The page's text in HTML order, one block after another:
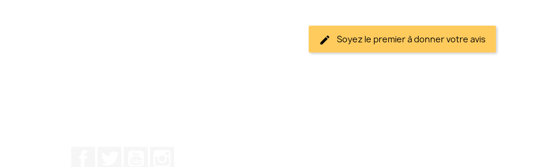
Soyez le premier à donner votre avis